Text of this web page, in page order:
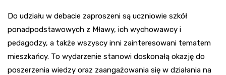
Do udziału w debacie zaproszeni są uczniowie szkół
ponadpodstawowych z Mławy, ich wychowawcy i
pedagodzy, a także wszyscy inni zainteresowani tematem
mieszkańcy. To wydarzenie stanowi doskonałą okazję do
poszerzenia wiedzy oraz zaangażowania się w działania na